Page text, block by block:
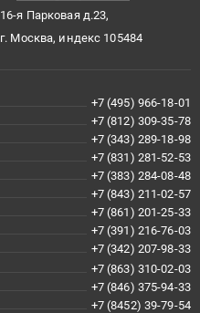
16-я Парковая д.23,
г. Москва, индекс 105484
+7 (495) 966-18-01
+7 (812) 309-35-78
+7 (343) 289-18-98
+7 (831) 281-52-53
+7 (383) 284-08-48
+7 (843) 211-02-57
+7 (861) 201-25-33
+7 (391) 216-76-03
+7 (342) 207-98-33
+7 (863) 310-02-03
+7 (846) 375-94-33
+7 (8452) 39-79-54